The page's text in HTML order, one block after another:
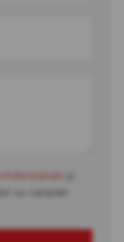
cu caracter